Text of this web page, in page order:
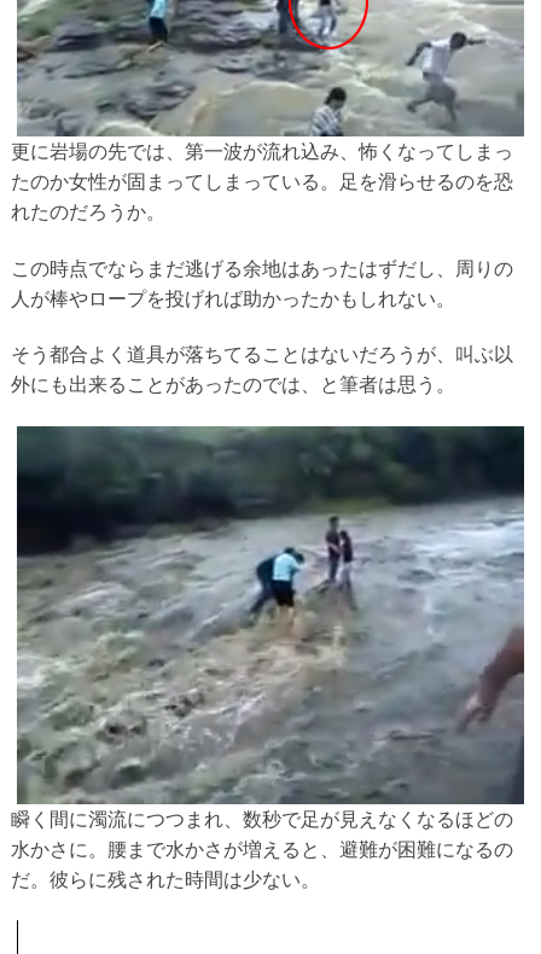
更に岩場の先では、第一波が流れ込み、怖くなってしまっ
たのか女性が固まってしまっている。足を滑らせるのを恐
れたのだろうか。
この時点でならまだ逃げる余地はあったはずだし、周りの
人が棒やロープを投げれば助かったかもしれない。
そう都合よく道具が落ちてることはないだろうが、叫ぶ以
外にも出来ることがあったのでは、と筆者は思う。
瞬く間に濁流につつまれ、数秒で足が見えなくなるほどの
水かさに。腰まで水かさが増えると、避難が困難になるの
だ。彼らに残された時間は少ない。